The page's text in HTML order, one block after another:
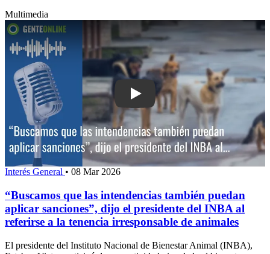
Multimedia
Play: “Buscamos que las
Interés General • 08 Mar 2026
“Buscamos que las intendencias también puedan
aplicar sanciones”, dijo el presidente del INBA al
referirse a la tenencia irresponsable de animales
El presidente del Instituto Nacional de Bienestar Animal (INBA),